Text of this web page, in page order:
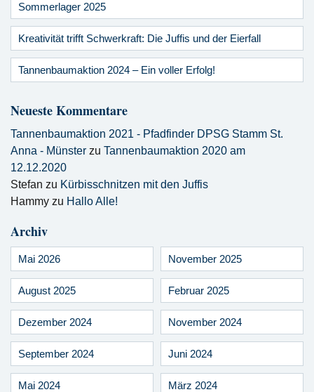
Sommerlager 2025
Kreativität trifft Schwerkraft: Die Juffis und der Eierfall
Tannenbaumaktion 2024 – Ein voller Erfolg!
Neueste Kommentare
Tannenbaumaktion 2021 - Pfadfinder DPSG Stamm St.
Anna - Münster zu Tannenbaumaktion 2020 am
12.12.2020
Stefan zu Kürbisschnitzen mit den Juffis
Hammy zu Hallo Alle!
Archiv
Mai 2026 November 2025
August 2025 Februar 2025
Dezember 2024 November 2024
September 2024 Juni 2024
Mai 2024 März 2024